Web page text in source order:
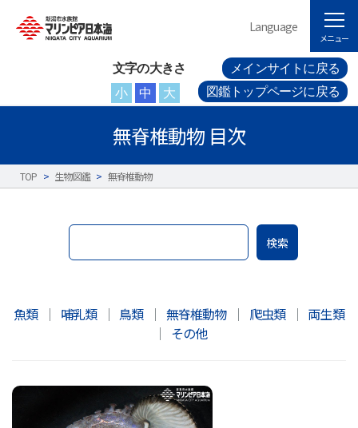
文字の大きさ
小
中 大
メインサイトに戻る
図鑑トップページに戻る
Language
メニュー
無脊椎動物 目次
TOP > 生物図鑑 > 無脊椎動物
検索
魚類 ｜ 哺乳類 ｜ 鳥類 ｜ 無脊椎動物 ｜ 爬虫類 ｜ 両生類
｜ その他